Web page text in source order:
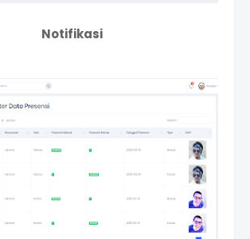
Notifikasi